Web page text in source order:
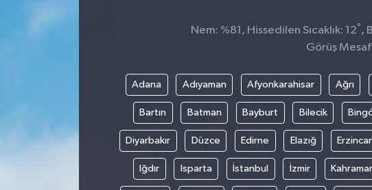
Nem: %81, Hissedilen Sıcaklık: 12° ,
Görüş
Adana Adıyaman Afyonkarahisar Ağrı
Bartın Batman Bayburt Bilecik
Diyarbakır Düzce Edirne Elazığ
Iğdır Isparta İstanbul İzmir